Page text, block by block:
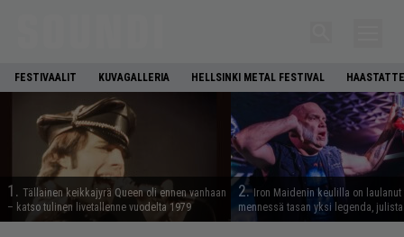
FESTIVAALIT KUVAGALLERIA HELLSINKI METAL FESTIVAL
1. Tällainen keikkajyrä Queen oli ennen vanhaan
– katso tulinen livetallenne vuodelta 1979
2. Iron Maidenin keulilla on laulanut
mennessä tasan yksi legenda,